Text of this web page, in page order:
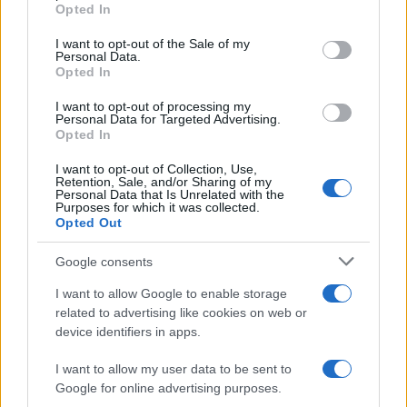
use your data for below specified purposes in below Google
consent section.
Opted In
I want to opt-out of the Sale of my
Personal Data.
Opted In
I want to opt-out of processing my
Personal Data for Targeted Advertising.
Opted In
I want to opt-out of Collection, Use,
Retention, Sale, and/or Sharing of my
Personal Data that Is Unrelated with the
Purposes for which it was collected.
Opted Out
Google consents
I want to allow Google to enable storage
related to advertising like cookies on web or
device identifiers in apps.
I want to allow my user data to be sent to
Google for online advertising purposes.
Κρούσμα μηνιγγίτιδας στο ΑΠΘ: Σε κρίσιμη
αλλά σταθερή κατάσταση ο 19χρονος
φοιτητής, Μεγάλη Πέμπτη προσπάθεια
αποσωλήνωσης του
08.04.26